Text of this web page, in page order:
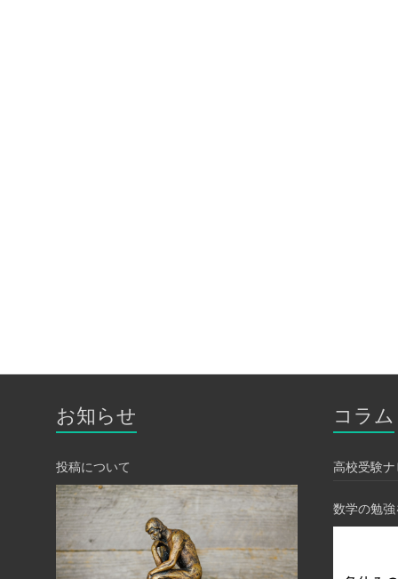
お知らせ
投稿について
コラム
高校受験
数学の勉